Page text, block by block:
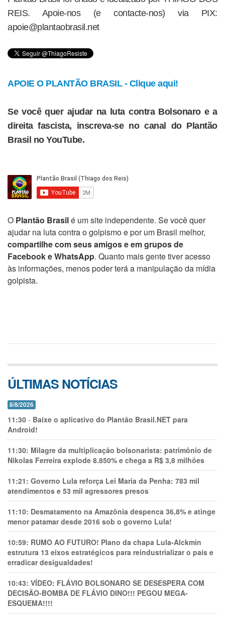
REIS. Apoie-nos (e contacte-nos) via PIX:
apoie@plantaobrasil.net
APOIE O PLANTÃO BRASIL - Clique aqui!
Se você quer ajudar na luta contra Bolsonaro e a
direita fascista, inscreva-se no canal do Plantão
Brasil no YouTube.
O Plantão Brasilé um site independente. Se você quer
ajudar na luta contra o golpismo e por um Brasil melhor,
compartilhe com seus amigos e em grupos de
Facebook e WhatsApp. Quanto mais gente tiver acesso
às informações, menos poder terá a manipulação da mídia
golpista.
ÚLTIMAS NOTÍCIAS
8/8/2026
11:30 - Baixe o aplicativo do Plantão Brasil.NET para
Android!
11:30: Milagre da multiplicação bolsonarista: patrimônio de
Nikolas Ferreira explode 8.850% e chega a R$ 3,8 milhões
11:21: Governo Lula reforça Lei Maria da Penha: 783 mil
atendimentos e 53 mil agressores presos
11:10: Desmatamento na Amazônia despenca 36,8% e atinge
menor patamar desde 2016 sob o governo Lula!
10:59: RUMO AO FUTURO! Plano da chapa Lula-Alckmin
estrutura 13 eixos estratégicos para reindustrializar o país e
erradicar desigualdades!
10:43: VÍDEO: FLÁVIO BOLSONARO SE DESESPERA COM
DECISÃO-BOMBA DE FLÁVIO DINO!!! PEGOU MEGA-
ESQUEMA!!!!